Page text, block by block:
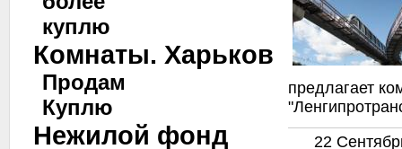
куплю
Комнаты. Харьков
Продам
Куплю
Нежилой фонд
предлагает
22